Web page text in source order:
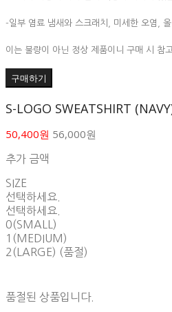
-일부 염료 냄새와 스크래치, 미세한 오염,
이는 불량이 아닌 정상 제품이니 구매 시 참
구매하기
S-LOGO SWEATSHIRT
50,400원 56,000원
추가 금액
SIZE
선택하세요.
선택하세요.
0(SMALL)
1(MEDIUM)
2(LARGE) (품절)
품절된 상품입니다.